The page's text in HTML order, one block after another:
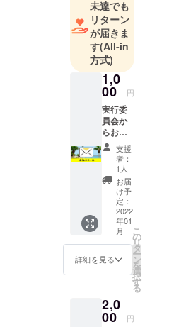
未達でも
リターン
が届きま
す(All-in
方式)
1,0
00 円
実行委
員会か
らお礼
のメッ
セージ
をお送
りしま
す。
支援
者：
1人
お届
け予
定：
2022
年01
月
詳細を見る
こ
の
リ
タ
ー
ン
を
選
択
す
る
2,0
00 円